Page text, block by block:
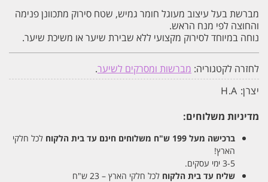
מברשת בעל עיצוב מעוגל חומר גמיש, שטח סירוק מתכוונן פנימה
והחוצה לפי מנח הראש.
נוחה במיוחד לסירוק מקצועי ללא שבירת שיער או משיכת שיער.
לחזרה לקטגוריה: מברשות ומסרקים לשיער.
יצרן: H.A
מדיניות משלוחים:
ברכישה מעל 199 ש"ח משלוחים חינם עד בית הלקוח לכל חלקי
הארץ!
3-5 ימי עסקים.
שליח עד בית הלקוח לכל חלקי הארץ – 23 ש"ח